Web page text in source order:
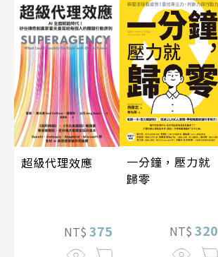
超級代理效應
NT$ 375
一分鐘，壓力就
歸零
NT$ 320